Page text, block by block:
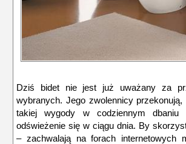
Dziś bidet nie jest już uważany za
wybranych. Jego zwolennicy
takiej wygody w codziennym
odświeżenie się w ciągu dnia. By
– zachwalają na forach internetowych